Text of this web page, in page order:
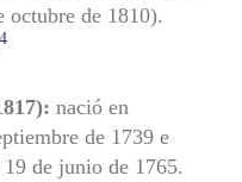
octubre de 1810).
4
nació en
de 1739 e
de junio de 1765.